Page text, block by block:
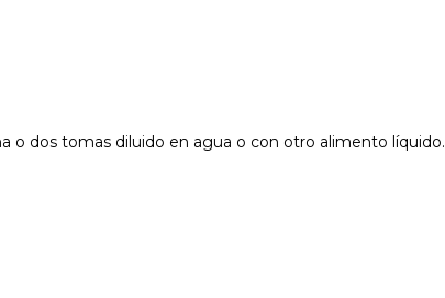
o dos tomas diluido en agua o con otro alimento líquido.